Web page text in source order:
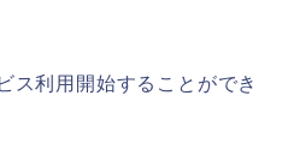
ス利用開始することができ